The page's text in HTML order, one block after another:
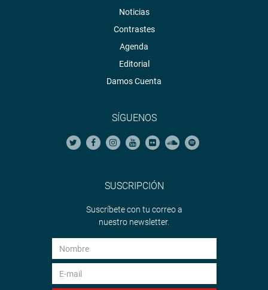
Noticias
Contrastes
Agenda
Editorial
Damos Cuenta
SÍGUENOS
SUSCRIPCIÓN
Suscríbete con tu correo a
nuestro newsletter.